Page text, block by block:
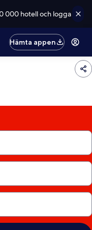
000 hotell och logga
Hämta appen